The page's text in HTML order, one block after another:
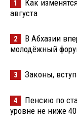
1
Как
августа
2
В Абхазии
молодёжный
3 Законы,
4
Пенсию по
уровне не ниже